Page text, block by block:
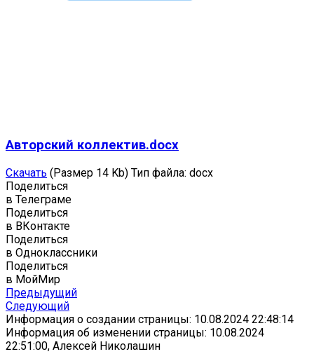
Авторский коллектив.docx
Скачать (Размер 14 Kb) Тип файла: docx
Поделиться
в Телеграме
Поделиться
в ВКонтакте
Поделиться
в Одноклассники
Поделиться
в МойМир
Предыдущий
Следующий
Информация о создании страницы: 10.08.2024 22:48:14
Информация об изменении страницы: 10.08.2024
22:51:00, Алексей Николашин